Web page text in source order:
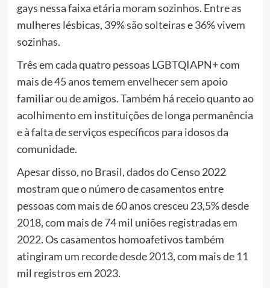
gays nessa faixa etária moram sozinhos. Entre as
mulheres lésbicas, 39% são solteiras e 36% vivem
sozinhas.
Três em cada quatro pessoas LGBTQIAPN+ com
mais de 45 anos temem envelhecer sem apoio
familiar ou de amigos. Também há receio quanto ao
acolhimento em instituições de longa permanência
e à falta de serviços específicos para idosos da
comunidade.
Apesar disso, no Brasil, dados do Censo 2022
mostram que o número de casamentos entre
pessoas com mais de 60 anos cresceu 23,5% desde
2018, com mais de 74 mil uniões registradas em
2022. Os casamentos homoafetivos também
atingiram um recorde desde 2013, com mais de 11
mil registros em 2023.